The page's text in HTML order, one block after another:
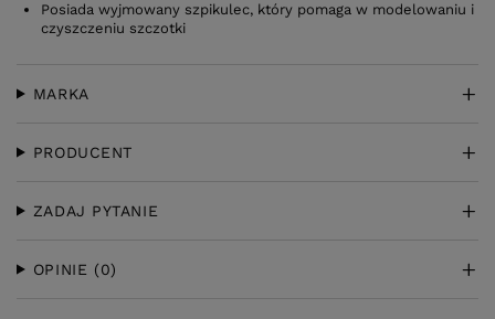
Posiada wyjmowany szpikulec, który pomaga w modelowaniu i
czyszczeniu szczotki
MARKA
PRODUCENT
ZADAJ PYTANIE
OPINIE (0)